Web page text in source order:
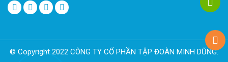
© Copyright 2022 CÔNG TY CỔ PHẦN TẬP ĐOÀN MINH DŨNG.